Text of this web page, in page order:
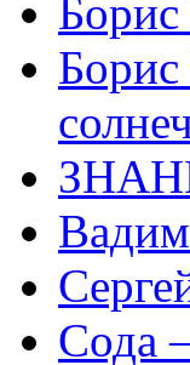
Борис
Борис
Сода